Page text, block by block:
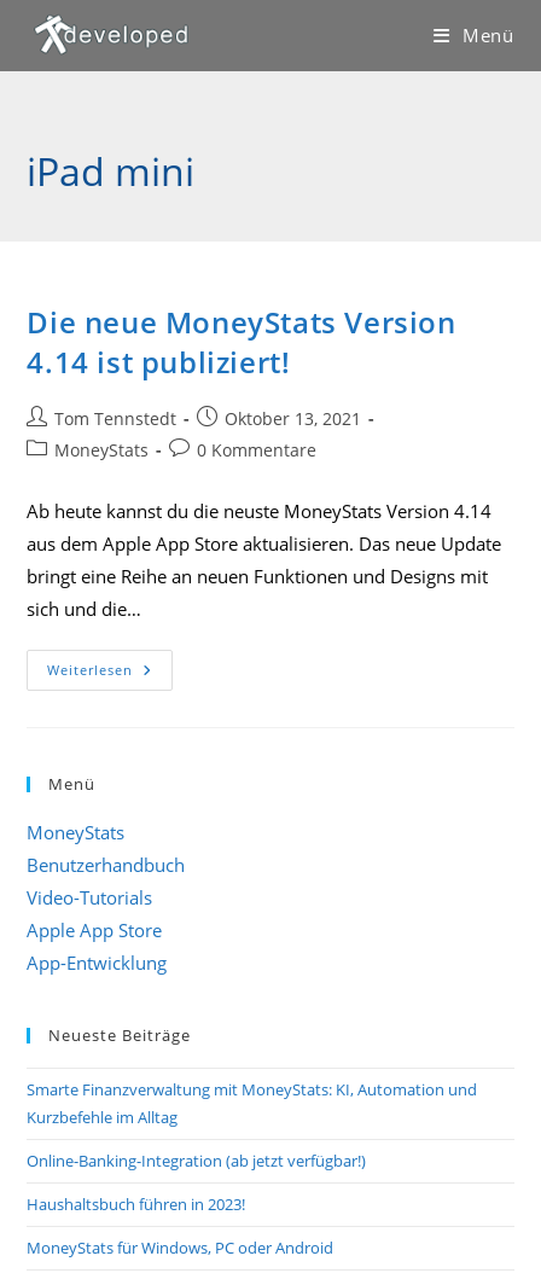
Inhalt
springen
Menü
iPad mini
Die neue MoneyStats Version
4.14 ist publiziert!
Beitrags-
Autor:
Tom Tennstedt
Beitrag
veröffentlicht:
Oktober 13, 2021
Beitrags-
MoneyStats
Beitrags-
0 Kommentare
Ab heute kannst du die neuste MoneyStats Version 4.14
aus dem Apple App Store aktualisieren. Das neue Update
bringt eine Reihe an neuen Funktionen und Designs mit
sich und die…
Weiterlesen Die
Neue
Menü
MoneyStats
Benutzerhandbuch
Video-Tutorials
Apple App Store
App-Entwicklung
Neueste Beiträge
Smarte Finanzverwaltung mit MoneyStats: KI, Automation und
Kurzbefehle im Alltag
Online-Banking-Integration (ab jetzt verfügbar!)
Haushaltsbuch führen in 2023!
MoneyStats für Windows, PC oder Android